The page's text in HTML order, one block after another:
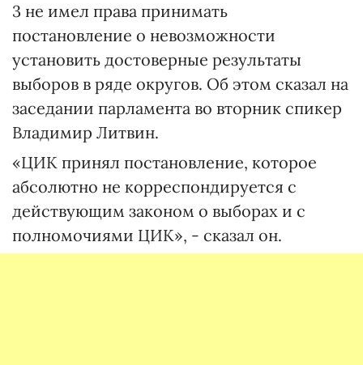
3 не имел права принимать
постановление о невозможности
установить достоверные результаты
выборов в ряде округов. Об этом сказал на
заседании парламента во вторник спикер
Владимир Литвин.
«ЦИК принял постановление, которое
абсолютно не корреспондируется с
действующим законом о выборах и с
полномочиями ЦИК», - сказал он.